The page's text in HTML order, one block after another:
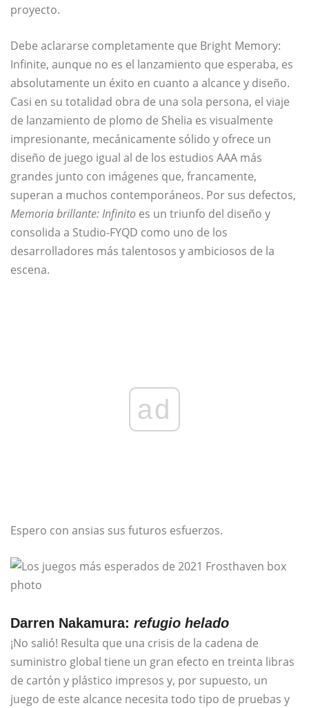
proyecto.
Debe aclararse completamente que Bright Memory:
Infinite, aunque no es el lanzamiento que esperaba, es
absolutamente un éxito en cuanto a alcance y diseño.
Casi en su totalidad obra de una sola persona, el viaje
de lanzamiento de plomo de Shelia es visualmente
impresionante, mecánicamente sólido y ofrece un
diseño de juego igual al de los estudios AAA más
grandes junto con imágenes que, francamente,
superan a muchos contemporáneos. Por sus defectos,
Memoria brillante: Infinito es un triunfo del diseño y
consolida a Studio-FYQD como uno de los
desarrolladores más talentosos y ambiciosos de la
escena.
ad
Espero con ansias sus futuros esfuerzos.
Darren Nakamura: refugio helado
¡No salió! Resulta que una crisis de la cadena de
suministro global tiene un gran efecto en treinta libras
de cartón y plástico impresos y, por supuesto, un
juego de este alcance necesita todo tipo de pruebas y